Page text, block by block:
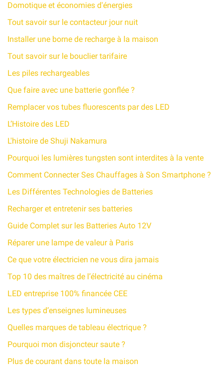
Domotique et économies d'énergies
Tout savoir sur le contacteur jour nuit
Installer une borne de recharge à la maison
Tout savoir sur le bouclier tarifaire
Les piles rechargeables
Que faire avec une batterie gonflée ?
Remplacer vos tubes fluorescents par des LED
L’Histoire des LED
L'histoire de Shuji Nakamura
Pourquoi les lumières tungsten sont interdites à la vente
Comment Connecter Ses Chauffages à Son Smartphone ?
Les Différentes Technologies de Batteries
Recharger et entretenir ses batteries
Guide Complet sur les Batteries Auto 12V
Réparer une lampe de valeur à Paris
Ce que votre électricien ne vous dira jamais
Top 10 des maîtres de l’électricité au cinéma
LED entreprise 100% financée CEE
Les types d’enseignes lumineuses
Quelles marques de tableau électrique ?
Pourquoi mon disjoncteur saute ?
Plus de courant dans toute la maison